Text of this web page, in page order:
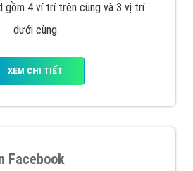
gồm 4 ví trí trên cùng và 3 vị trí
dưới cùng
XEM CHI TIẾT
Facebook